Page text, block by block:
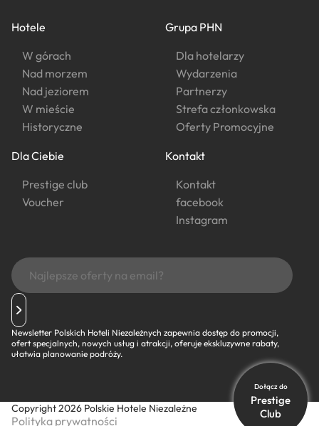
Dołącz do
Prestige
Club
Hotele
W górach
Nad morzem
Nad jeziorem
W mieście
Historyczne
Grupa PHN
Dla hotelarzy
Wydarzenia
Partnerzy
Strefa członkowska
Oferty Promocyjne
Dla Ciebie
Prestige club
Voucher
Kontakt
Kontakt
facebook
Instagram
Newsletter Polskich Hoteli Niezależnych zapewnia dostęp do promocji,
ofert specjalnych, nowych usług i atrakcji, oferuje ekskluzywne rabaty,
ułatwia planowanie podróży.
Copyright 2026 Polskie Hotele Niezależne
Polityka prywatności